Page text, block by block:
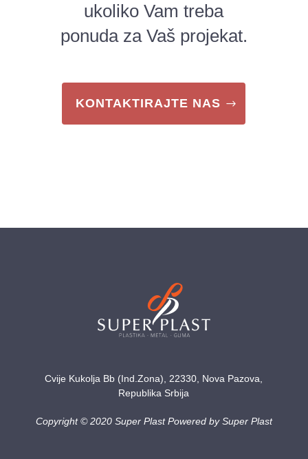
ukoliko Vam treba
ponuda za Vaš projekat.
KONTAKTIRAJTE NAS
Cvije Kukolja Bb (Ind.Zona), 22330, Nova Pazova,
Republika Srbija
Copyright © 2020 Super Plast Powered by Super Plast